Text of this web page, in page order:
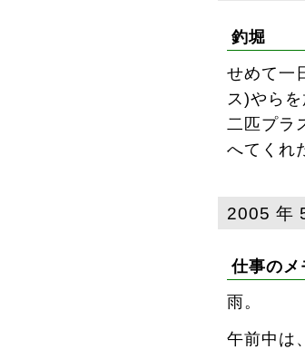
釣堀
せめて一
ス)やら
二匹プラ
へてくれ
2005 年
仕事のメ
雨。
午前中は